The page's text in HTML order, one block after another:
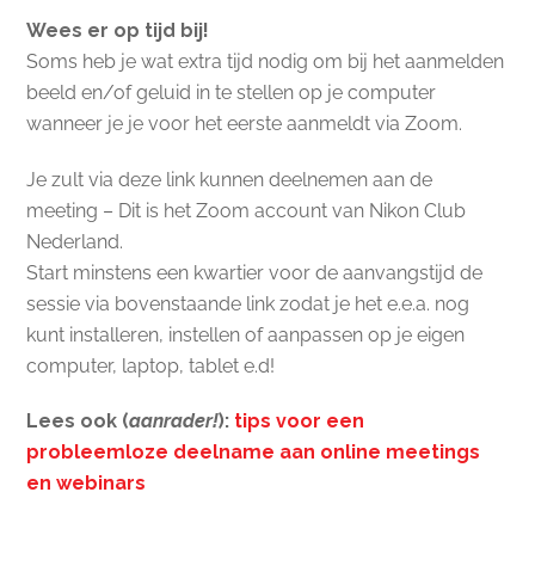
Wees er op tijd bij!
Soms heb je wat extra tijd nodig om bij het aanmelden
beeld en/of geluid in te stellen op je computer
wanneer je je voor het eerste aanmeldt via Zoom.
Je zult via deze link kunnen deelnemen aan de
meeting – Dit is het Zoom account van Nikon Club
Nederland.
Start minstens een kwartier voor de aanvangstijd de
sessie via bovenstaande link zodat je het e.e.a. nog
kunt installeren, instellen of aanpassen op je eigen
computer, laptop, tablet e.d!
Lees ook (aanrader!): tips voor een
probleemloze deelname aan online meetings
en webinars